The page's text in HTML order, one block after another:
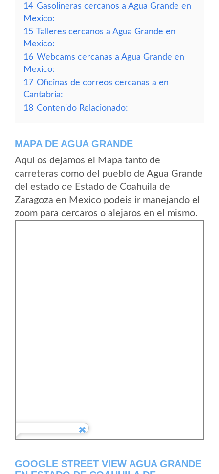
14 Gasolineras cercanos a Agua Grande en
Mexico:
15 Talleres cercanos a Agua Grande en
Mexico:
16 Webcams cercanas a Agua Grande en
Mexico:
17 Oficinas de correos cercanas a en
Cantabria:
18 Contenido Relacionado:
MAPA DE AGUA GRANDE
Aqui os dejamos el Mapa tanto de
carreteras como del pueblo de Agua Grande
del estado de Estado de Coahuila de
Zaragoza en Mexico podeis ir manejando el
zoom para cercaros o alejaros en el mismo.
GOOGLE STREET VIEW AGUA GRANDE